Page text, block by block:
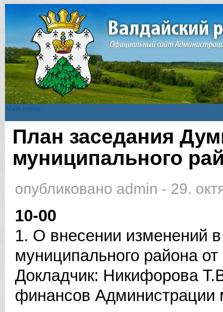
Main menu
Вы здесь
План заседания
муниципального
опубликовано admin - 29.
10-00
1. О внесении изменений
муниципального района
Докладчик: Никифорова
финансов Администрации